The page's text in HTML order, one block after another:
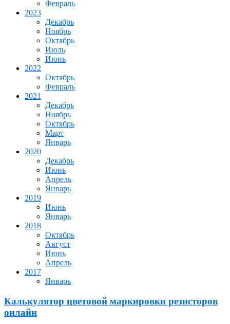
Февраль
2023
Декабрь
Ноябрь
Октябрь
Июль
Июнь
2022
Октябрь
Февраль
2021
Декабрь
Ноябрь
Октябрь
Март
Январь
2020
Декабрь
Июнь
Апрель
Январь
2019
Июнь
Январь
2018
Октябрь
Август
Июнь
Апрель
2017
Январь
Калькулятор цветовой маркировки резисторов
онлайн